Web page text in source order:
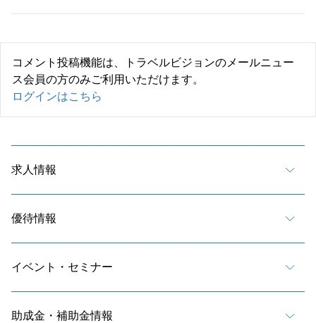
コメント投稿機能は、トラベルビジョンのメールニュー
ス会員の方のみご利用いただけます。
ログインはこちら
求人情報
優待情報
イベント・セミナー
助成金・補助金情報